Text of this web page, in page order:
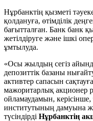
Нұрбанктің қызметі
қолдануға, өтімділік
бағытталған. Банк банк
жетілдіруге және ішкі
ұмтылуда.
«Осы жылдың сегіз
депозиттік базаны
активтер сапасын
мажоритарлық акционер
ойламаудамын,
институтының дамуына
түсіндірді Нұрбанктің